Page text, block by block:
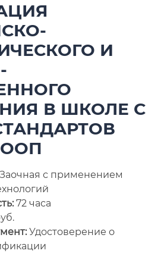
переподготовка
квалификации
работников
образовательной
программ
И
В ШКОЛЕ С
Заочная с применением
72 часа
Удостоверение о